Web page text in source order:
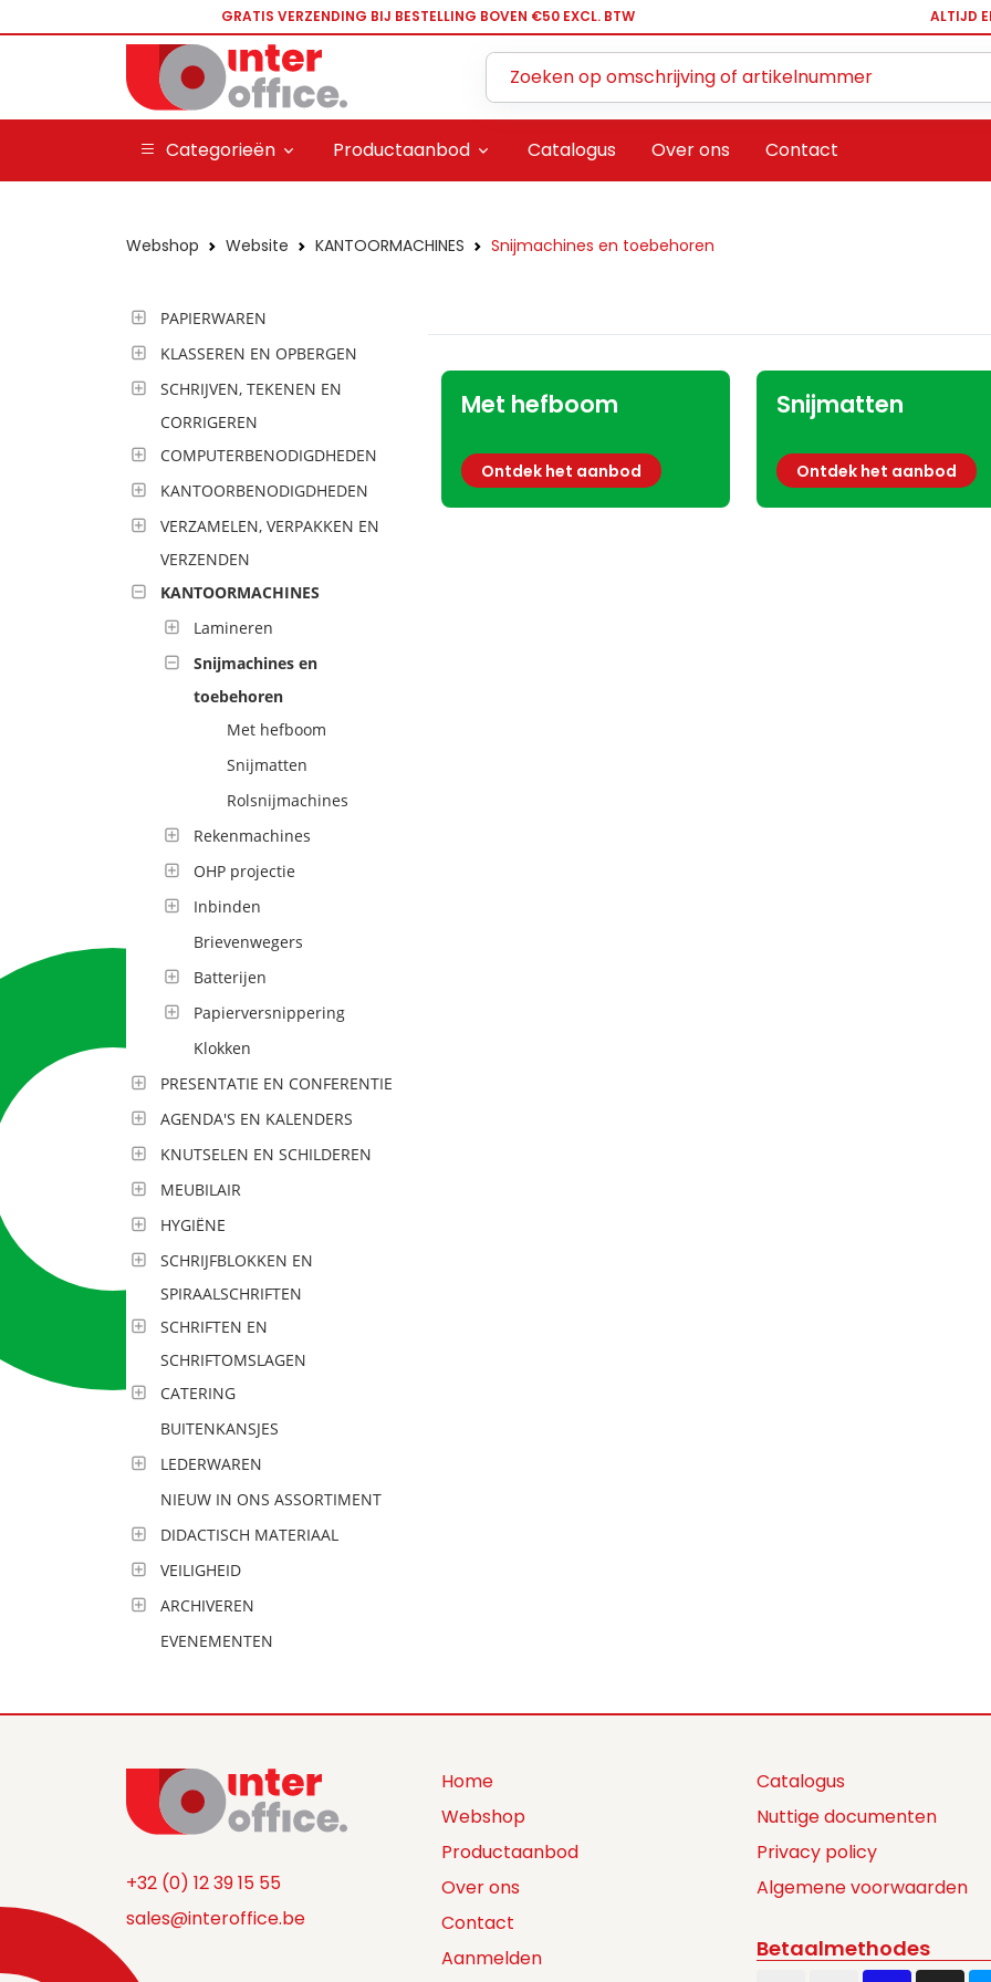
GRATIS VERZENDING BIJ BESTELLING BOVEN €50 EXCL. BTW ALTIJD
Categorieën Productaanbod Catalogus Over ons Contact
Webshop Website KANTOORMACHINES Snijmachines en toebehoren
PAPIERWAREN
KLASSEREN EN OPBERGEN
SCHRIJVEN, TEKENEN EN
CORRIGEREN
COMPUTERBENODIGDHEDEN
KANTOORBENODIGDHEDEN
VERZAMELEN, VERPAKKEN EN
VERZENDEN
KANTOORMACHINES
Lamineren
Snijmachines en
toebehoren
Met hefboom
Snijmatten
Rolsnijmachines
Rekenmachines
OHP projectie
Inbinden
Brievenwegers
Batterijen
Papierversnippering
Klokken
PRESENTATIE EN CONFERENTIE
AGENDA'S EN KALENDERS
KNUTSELEN EN SCHILDEREN
MEUBILAIR
HYGIËNE
SCHRIJFBLOKKEN EN
SPIRAALSCHRIFTEN
SCHRIFTEN EN
SCHRIFTOMSLAGEN
CATERING
BUITENKANSJES
LEDERWAREN
NIEUW IN ONS ASSORTIMENT
DIDACTISCH MATERIAAL
VEILIGHEID
ARCHIVEREN
EVENEMENTEN
Met hefboom
Ontdek het aanbod
Snijmatten
Ontdek het aanbod
+32 (0) 12 39 15 55
sales@interoffice.be
Home
Webshop
Productaanbod
Over ons
Contact
Aanmelden
Catalogus
Nuttige documenten
Privacy policy
Algemene voorwaarden
Betaalmethodes